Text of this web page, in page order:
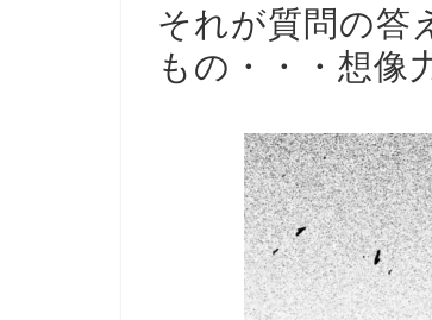
それが質問の答
もの・・・想像